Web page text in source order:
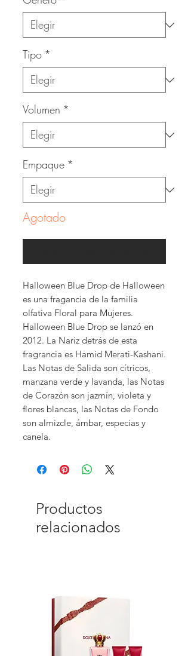
Tipo *
Volumen *
Empaque *
Agotado
Halloween Blue Drop de Halloween
es una fragancia de la familia
olfativa Floral para Mujeres.
Halloween Blue Drop se lanzó en
2012. La Nariz detrás de esta
fragrancia es Hamid Merati-Kashani.
Las Notas de Salida son cítricos,
manzana verde y lavanda, las Notas
de Corazón son jazmín, violeta y
flores blancas, las Notas de Fondo
son almizcle, ámbar, especias y
canela.
Productos
relacionados